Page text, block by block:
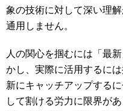
象の技術に対して深い理
通用しません。
人の関心を掴むには「最
かし、実際に活用するに
新にキャッチアップする
して割ける労力に限界が